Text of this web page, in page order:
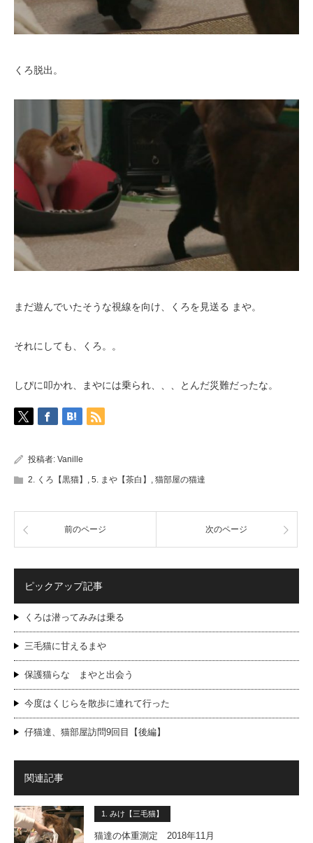
くろ脱出。
まだ遊んでいたそうな視線を向け、くろを見送る まや。
それにしても、くろ。。
しぴに叩かれ、まやには乗られ、、、とんだ災難だったな。
投稿者: Vanille
2. くろ【黒猫】 5. まや【茶白】 猫部屋の猫達
前のページ 次のページ
ピックアップ記事
くろは潜ってみみは乗る
三毛猫に甘えるまや
保護猫らな まやと出会う
今度はくじらを散歩に連れて行った
仔猫達、猫部屋訪問9回目【後編】
関連記事
1. みけ【三毛猫】
猫達の体重測定 2018年11月